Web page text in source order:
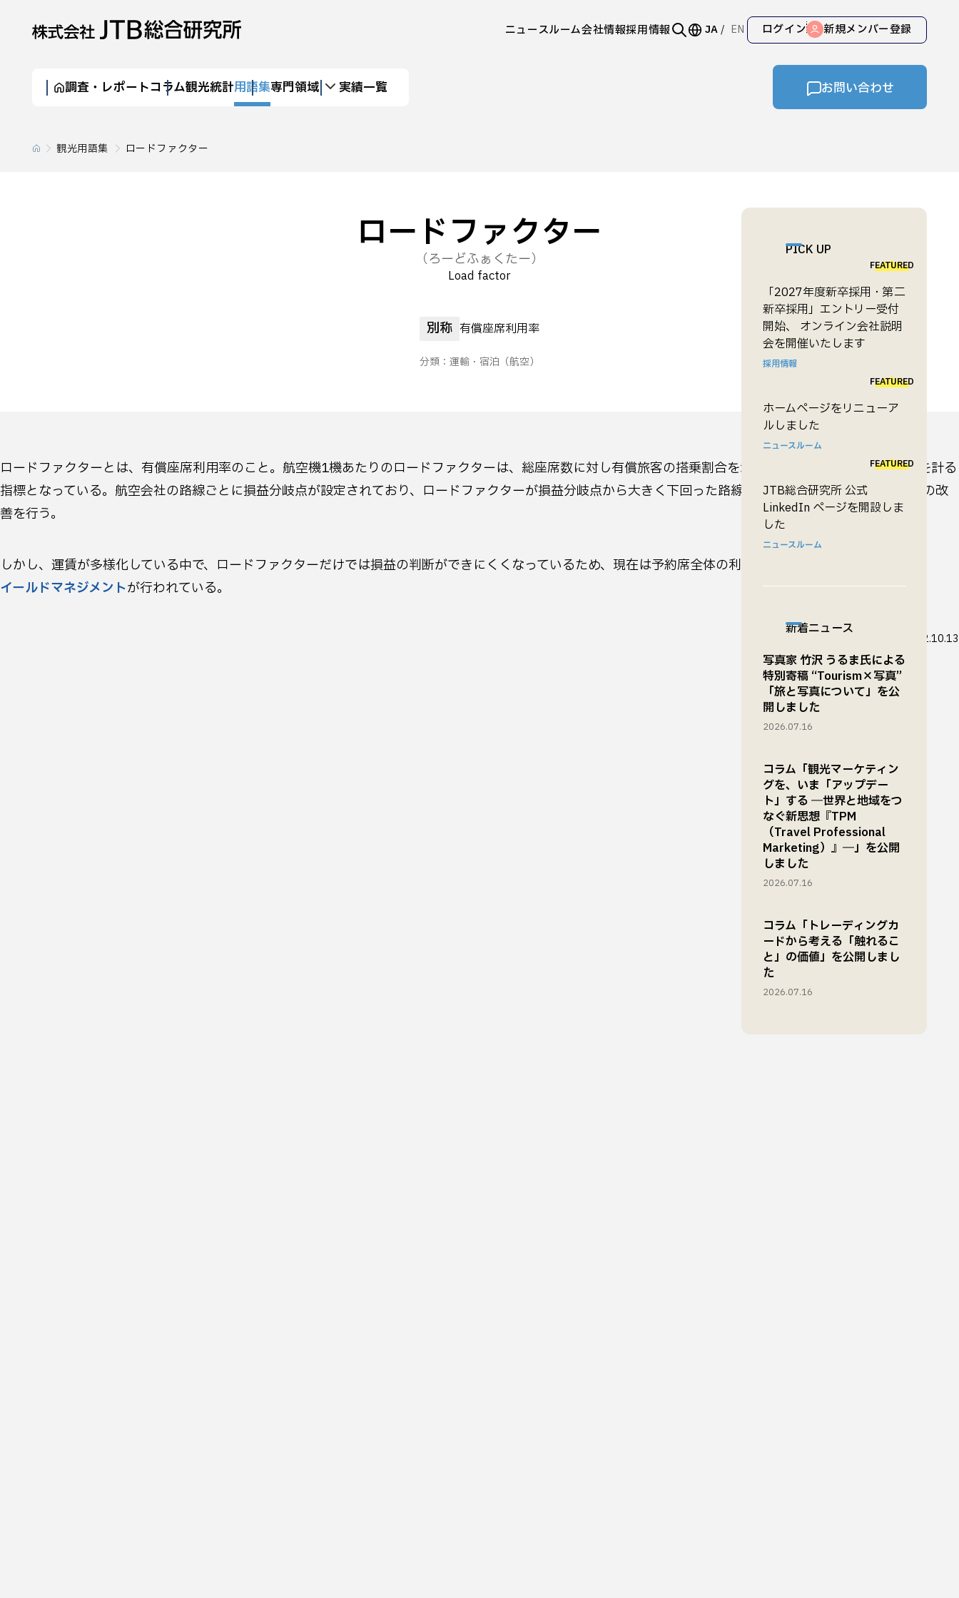
ニュースルーム会社情報採用情報 JA EN ログイン 新規メンバー登録
調査・レポートコラム観光統計用語集専門領域 実績一覧 お問い合わせ
観光用語集 ロードファクター
ロードファクター
（ろーどふぁくたー）
Load factor
別称 有償座席利用率
分類： 運輸・宿泊 （航空）
ロードファクターとは、有償座席利用率のこと。航空機1機あたりのロードファクターは、総座席数に対し有償旅客の搭乗割合を示した数字で、座席の販売状況を計る
指標となっている。航空会社の路線ごとに損益分岐点が設定されており、ロードファクターが損益分岐点から大きく下回った路線は、機材や便数を調整して収益の改
善を行う。
しかし、運賃が多様化している中で、ロードファクターだけでは損益の判断ができにくくなっているため、現在は予約席全体の利用運賃シェアを反映した
イールドマネジメントが行われている。
2012.10.13
PICK UP
FEATURED
「2027年度新卒採用・第二
新卒採用」エントリー受付
開始、 オンライン会社説明
会を開催いたします
採用情報
FEATURED
ホームページをリニューア
ルしました
ニュースルーム
FEATURED
JTB総合研究所 公式
LinkedIn ページを開設しま
した
ニュースルーム
新着ニュース
写真家 竹沢 うるま氏による
特別寄稿 “Tourism×写真”
「旅と写真について」を公
開しました
2026.07.16
コラム「観光マーケティン
グを、いま「アップデー
ト」する ―世界と地域をつ
なぐ新思想『TPM
（Travel Professional
Marketing）』―」を公開
しました
2026.07.16
コラム「トレーディングカ
ードから考える「触れるこ
と」の価値」を公開しまし
た
2026.07.16